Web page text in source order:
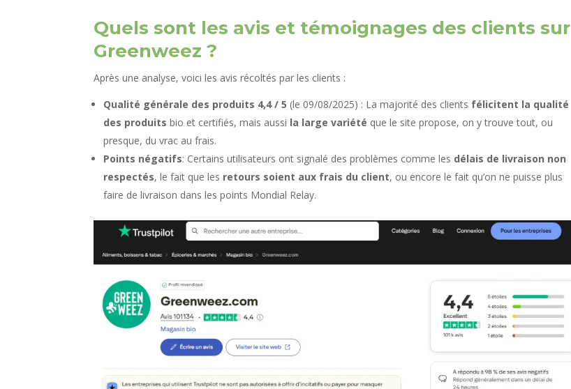
Quels sont les avis et témoignages des clients sur
Greenweez ?
Après une analyse, voici les avis récoltés par les clients :
Qualité générale des produits 4,4 / 5 (le 09/08/2025) : La majorité des clients félicitent la qualité
des produits bio et certifiés, mais aussi la large variété que le site propose, on y trouve tout, ou
presque, du vrac au frais.
Points négatifs: Certains utilisateurs ont signalé des problèmes comme les délais de livraison non
respectés, le fait que les retours soient aux frais du client, ou encore le fait qu’on ne puisse plus
faire de livraison dans les points Mondial Relay.